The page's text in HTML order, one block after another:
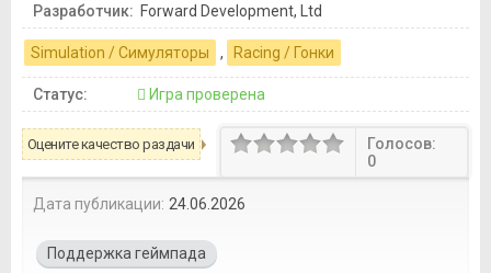
Разработчик: Forward Development, Ltd
Simulation / Симуляторы , Racing / Гонки
Статус: Игра проверена
Оцените качество раздачи
Голосов:
0
Дата публикации: 24.06.2026
Поддержка геймпада